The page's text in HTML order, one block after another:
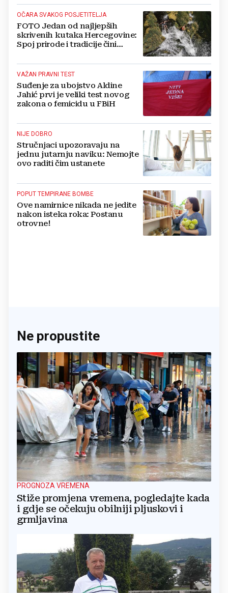
OČARA SVAKOG POSJETITELJA
FOTO Jedan od najljepših
skrivenih kutaka Hercegovine:
Spoj prirode i tradicije čini
destinacijom
VAŽAN PRAVNI TEST
Suđenje za ubojstvo Aldine
Jahić prvi je veliki test novog
zakona o femicidu u FBiH
NIJE DOBRO
Stručnjaci upozoravaju na
jednu jutarnju naviku: Nemojte
ovo raditi čim ustanete
POPUT TEMPIRANE BOMBE
Ove namirnice nikada ne jedite
nakon isteka roka: Postanu
otrovne!
Ne propustite
PROGNOZA VREMENA
Stiže promjena vremena, pogledajte kada
i gdje se očekuju obilniji pljuskovi i
grmljavina